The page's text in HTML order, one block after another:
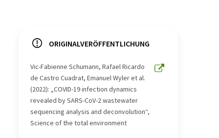
ORIGINALVERÖFFENTLICHUNG
Vic-Fabienne Schumann, Rafael Ricardo
de Castro Cuadrat, Emanuel Wyler et al.
(2022): „COVID-19 infection dynamics
revealed by SARS-CoV-2 wastewater
sequencing analysis and deconvolution“,
Science of the total environment